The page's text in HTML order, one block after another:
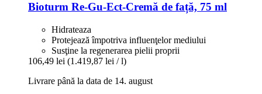
Bioturm Re-​Gu-​Ect-​Cremă de față, 75 ml
Hidrateaza
Protejează împotriva influenţelor mediului
Susţine la regenerarea pielii proprii
106,49 lei (1.419,87 lei / l)
Livrare până la data de 14. august